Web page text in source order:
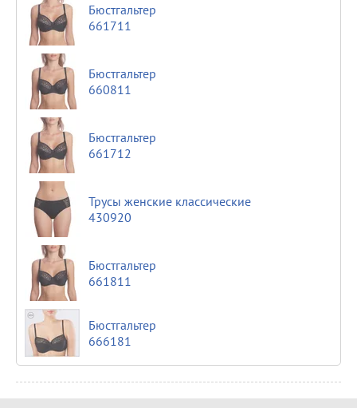
Бюстгальтер
661711
Бюстгальтер
660811
Бюстгальтер
661712
Трусы женские классические
430920
Бюстгальтер
661811
Бюстгальтер
666181